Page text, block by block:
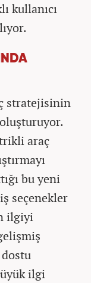
kullanıcı
stratejisinin
araç
bu yeni
seçenekler
ilgiyi
ilgi